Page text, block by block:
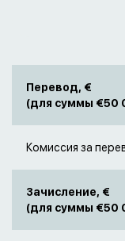
Перевод, €
(для суммы €50
Комиссия за
Зачисление, €
(для суммы €50